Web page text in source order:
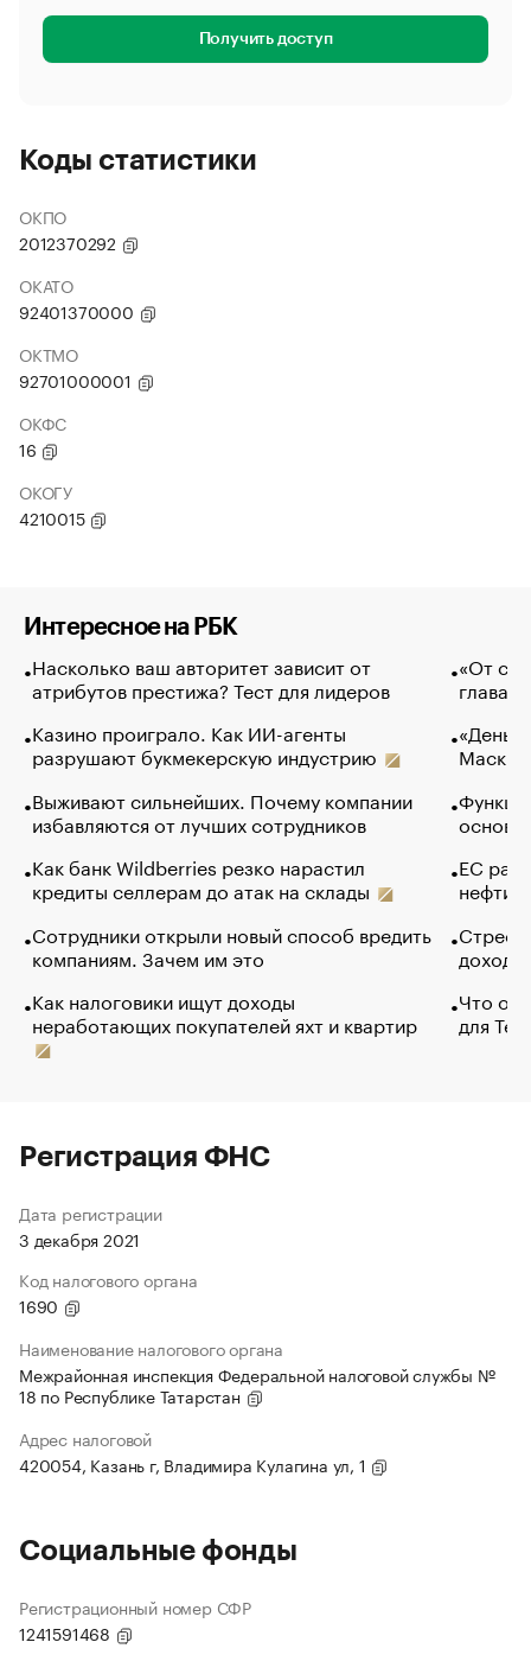
Получить доступ
Коды статистики
ОКПО
2012370292
ОКАТО
92401370000
ОКТМО
92701000001
ОКФС
16
ОКОГУ
4210015
Интересное на РБК
Насколько ваш авторитет зависит от
атрибутов престижа? Тест для лидеров
Казино проиграло. Как ИИ-агенты
разрушают букмекерскую индустрию
Выживают сильнейших. Почему компании
избавляются от лучших сотрудников
Как банк Wildberries резко нарастил
кредиты селлерам до атак на склады
Сотрудники открыли новый способ вредить
компаниям. Зачем им это
Как налоговики ищут доходы
неработающих покупателей яхт и квартир
«От
глава
Маск в
основ
ЕС
нефти
Что
для
Регистрация ФНС
Дата регистрации
3 декабря 2021
Код налогового органа
1690
Наименование налогового органа
Межрайонная инспекция Федеральной налоговой службы №
18 по Республике Татарстан
Адрес налоговой
420054, Казань г, Владимира Кулагина ул, 1
Социальные фонды
Регистрационный номер СФР
1241591468